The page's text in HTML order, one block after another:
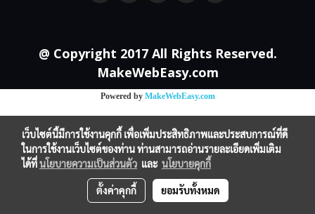
@ Copyright 2017 All Rights Reserved.
MakeWebEasy.com
Powered by MakeWebEasy.com
เว็บไซต์นี้มีการใช้งานคุกกี้ เพื่อเพิ่มประสิทธิภาพและประสบการณ์ที่ดี
ในการใช้งานเว็บไซต์ของท่าน ท่านสามารถอ่านรายละเอียดเพิ่มเติม
ได้ที่นโยบายความเป็นส่วนตัว และ นโยบายคุกกี้
ตั้งค่าคุกกี้ ยอมรับทั้งหมด